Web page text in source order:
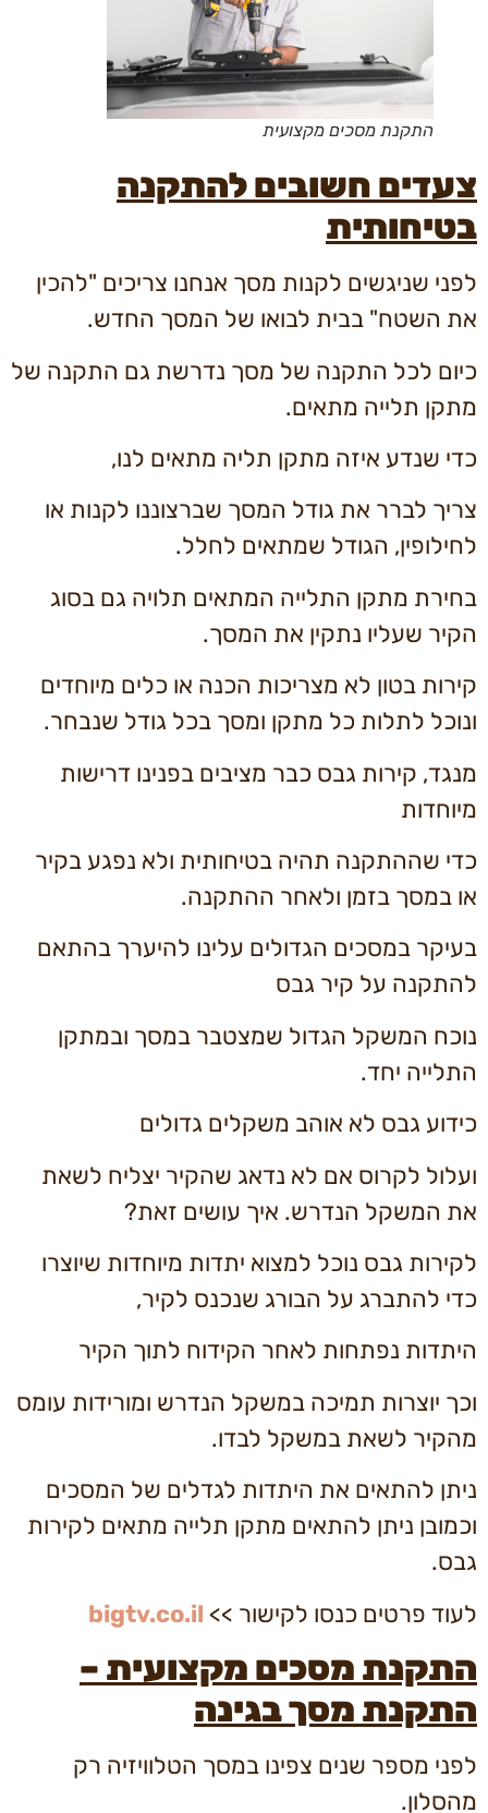
התקנת מסכים מקצועית
צעדים חשובים להתקנה
בטיחותית
לפני שניגשים לקנות מסך אנחנו צריכים "להכין
את השטח" בבית לבואו של המסך החדש.
כיום לכל התקנה של מסך נדרשת גם התקנה של
מתקן תלייה מתאים.
כדי שנדע איזה מתקן תליה מתאים לנו,
צריך לברר את גודל המסך שברצוננו לקנות או
לחילופין, הגודל שמתאים לחלל.
בחירת מתקן התלייה המתאים תלויה גם בסוג
הקיר שעליו נתקין את המסך.
קירות בטון לא מצריכות הכנה או כלים מיוחדים
ונוכל לתלות כל מתקן ומסך בכל גודל שנבחר.
מנגד, קירות גבס כבר מציבים בפנינו דרישות
מיוחדות
כדי שההתקנה תהיה בטיחותית ולא נפגע בקיר
או במסך בזמן ולאחר ההתקנה.
בעיקר במסכים הגדולים עלינו להיערך בהתאם
להתקנה על קיר גבס
נוכח המשקל הגדול שמצטבר במסך ובמתקן
התלייה יחד.
כידוע גבס לא אוהב משקלים גדולים
ועלול לקרוס אם לא נדאג שהקיר יצליח לשאת
את המשקל הנדרש. איך עושים זאת?
לקירות גבס נוכל למצוא יתדות מיוחדות שיוצרו
כדי להתברג על הבורג שנכנס לקיר,
היתדות נפתחות לאחר הקידוח לתוך הקיר
וכך יוצרות תמיכה במשקל הנדרש ומורידות עומס
מהקיר לשאת במשקל לבדו.
ניתן להתאים את היתדות לגדלים של המסכים
וכמובן ניתן להתאים מתקן תלייה מתאים לקירות
גבס.
לעוד פרטים כנסו לקישור >> bigtv.co.il
התקנת מסכים מקצועית –
התקנת מסך בגינה
לפני מספר שנים צפינו במסך הטלוויזיה רק
מהסלון.